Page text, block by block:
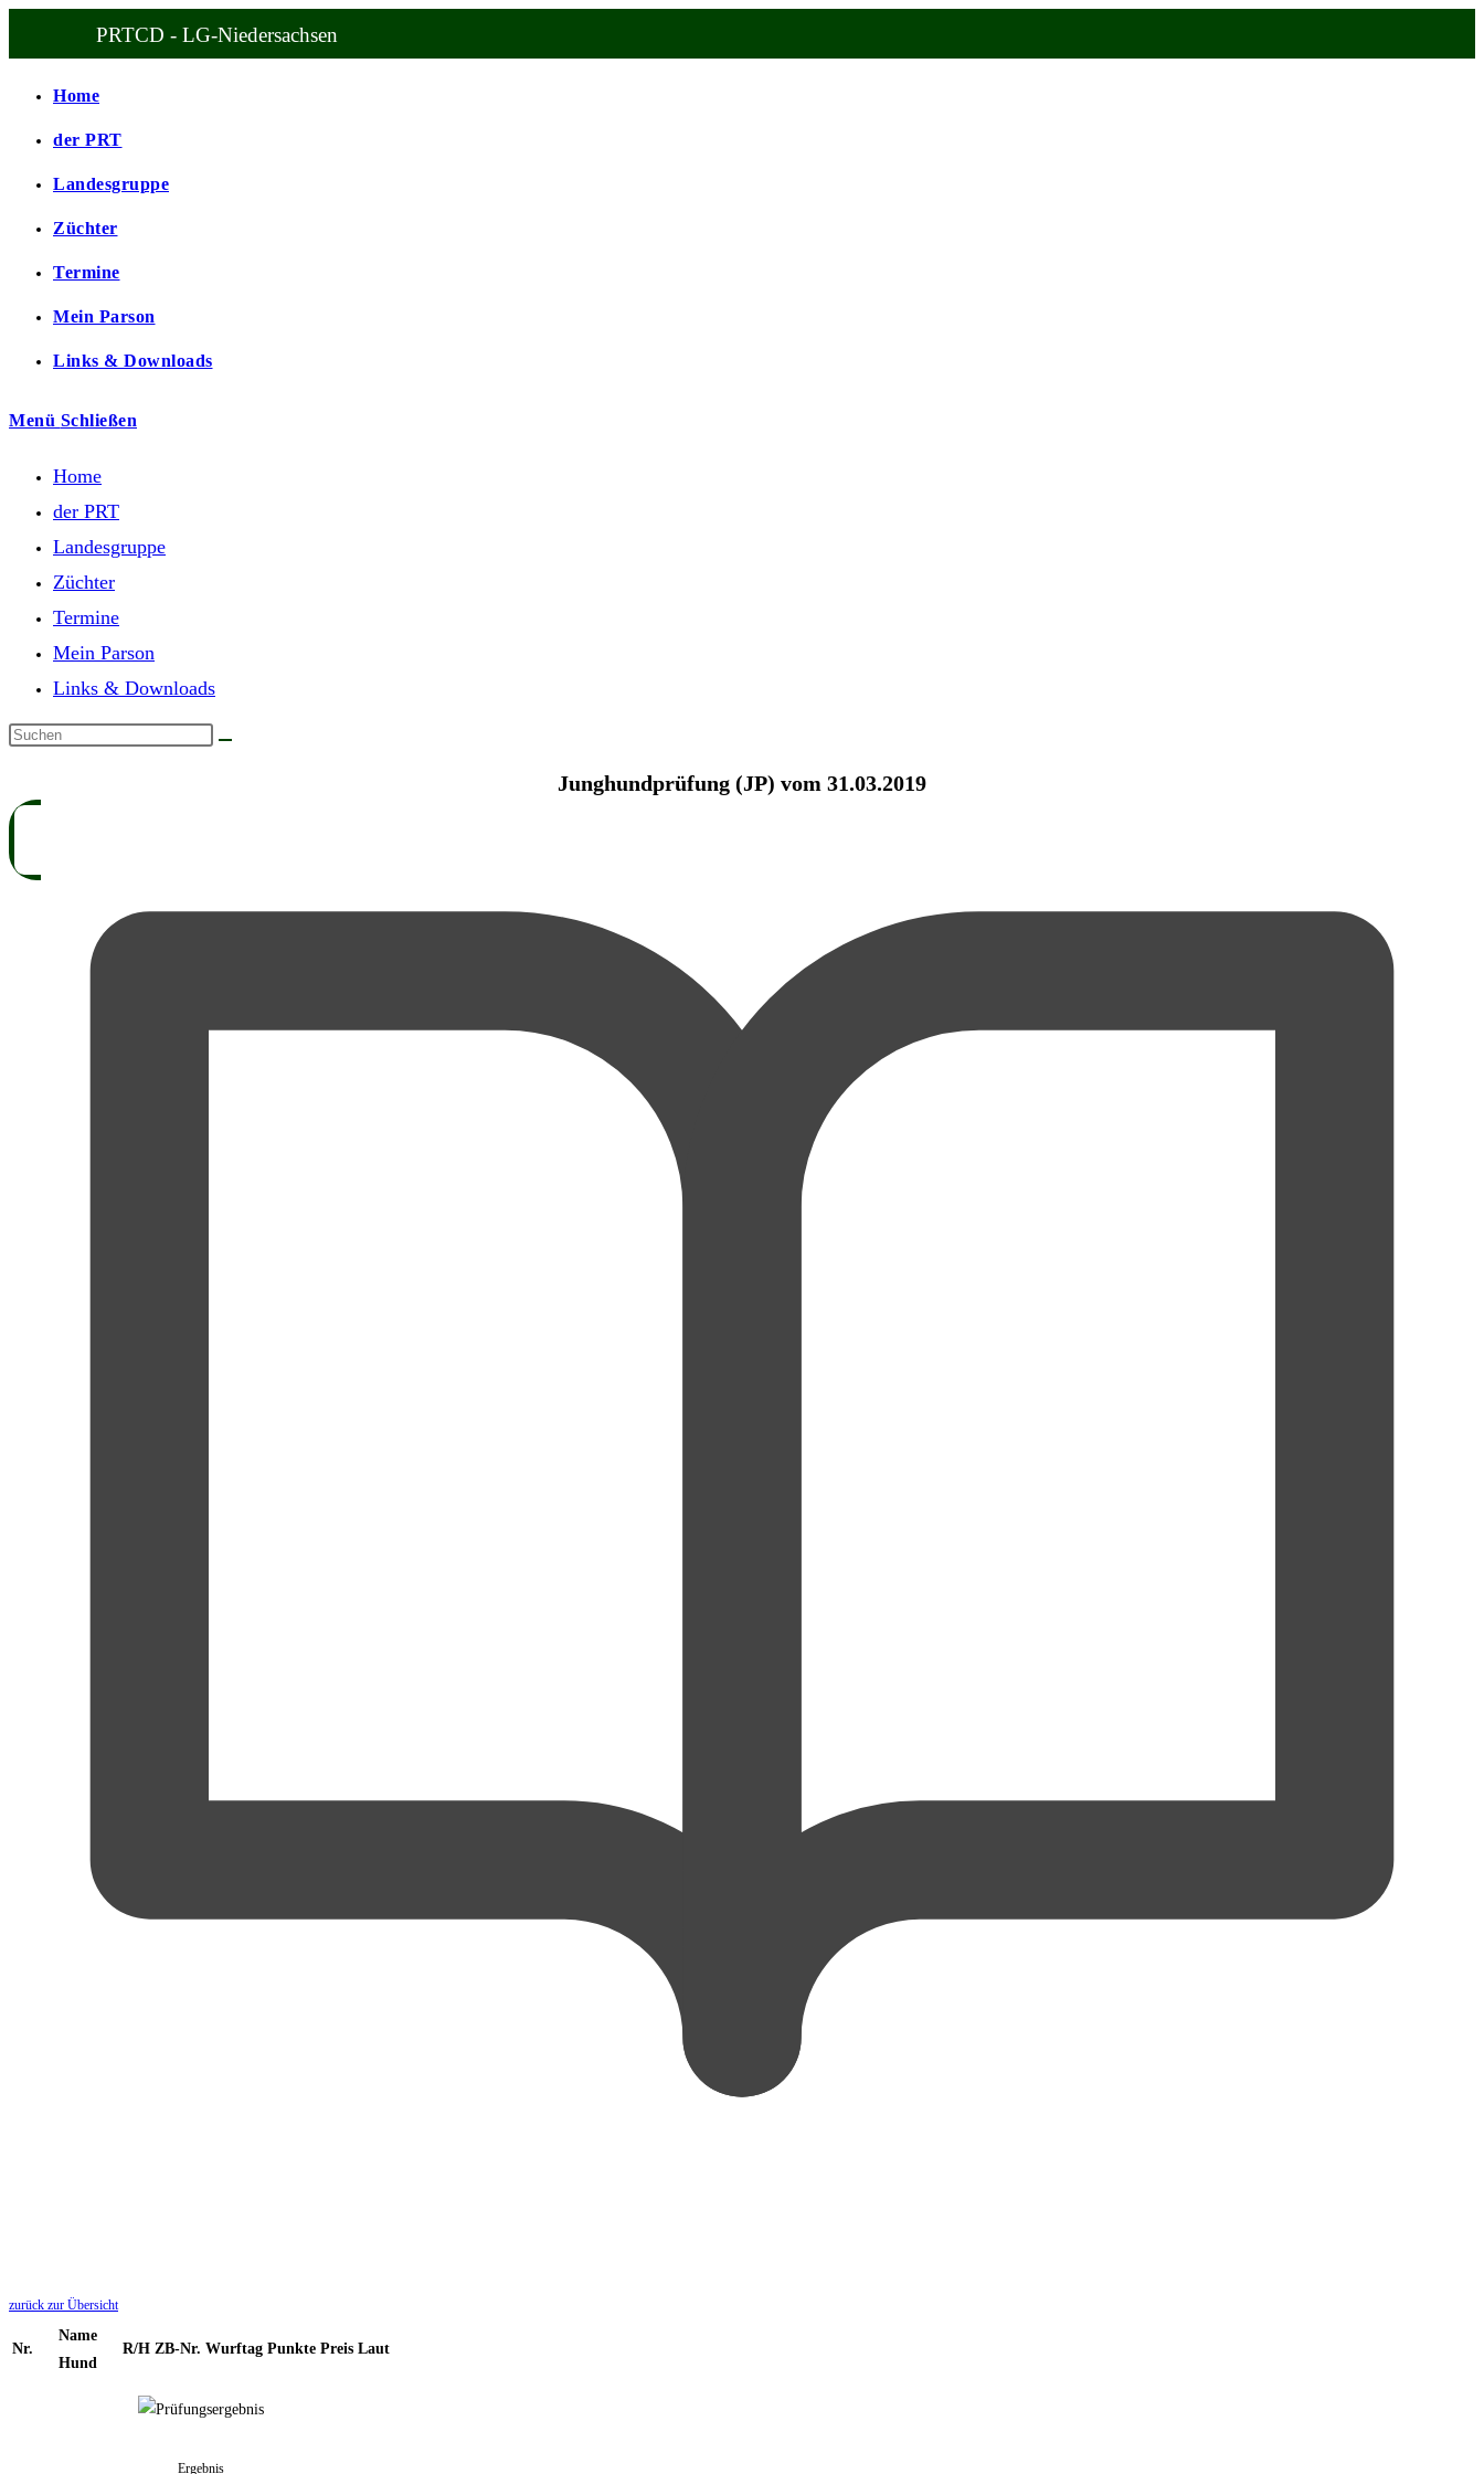
PRTCD - LG-Niedersachsen
Home
der PRT
Landesgruppe
Züchter
Termine
Mein Parson
Links & Downloads
Menü Schließen
Home
der PRT
Landesgruppe
Züchter
Termine
Mein Parson
Links & Downloads
Junghundprüfung (JP) vom 31.03.2019
zurück zur Übersicht
Nr.
Name
Hund
R/H ZB-Nr. Wurftag Punkte Preis Laut
Ergebnis